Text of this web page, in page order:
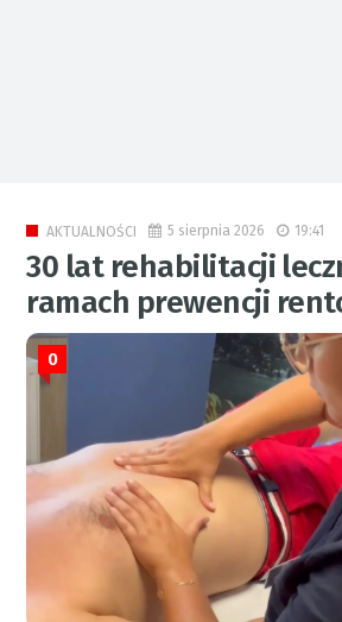
AKTUALNOŚCI 5 sierpnia 2026 19:41
30 lat rehabilitacji
ramach prewencji
0